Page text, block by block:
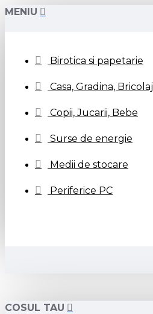
MENIU
Birotica si papetarie
Casa, Gradina, Bricolaj
Copii, Jucarii, Bebe
Surse de energie
Medii de stocare
Periferice PC
COSUL TAU